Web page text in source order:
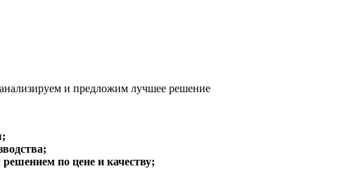
и предложим лучшее решение
по цене и качеству;